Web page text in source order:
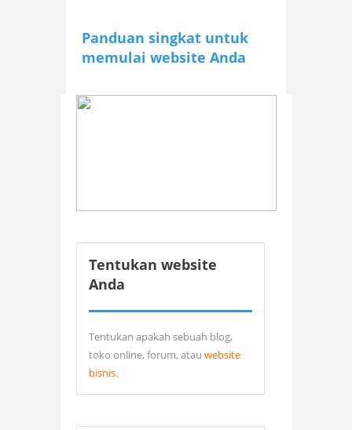
Panduan singkat untuk
memulai website Anda
Tentukan website
Anda
Tentukan apakah sebuah blog,
toko online, forum, atau website
bisnis.